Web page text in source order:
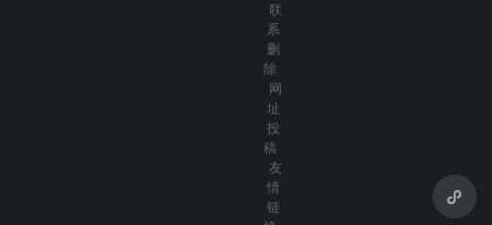
联
系
删
除
网
址
投
稿
友
情
链